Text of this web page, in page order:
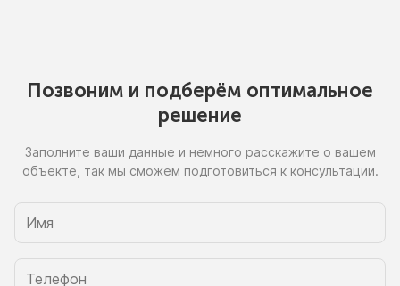
Позвоним и подберём оптимальное
решение
Заполните ваши данные и немного расскажите о вашем
объекте, так мы сможем подготовиться к консультации.